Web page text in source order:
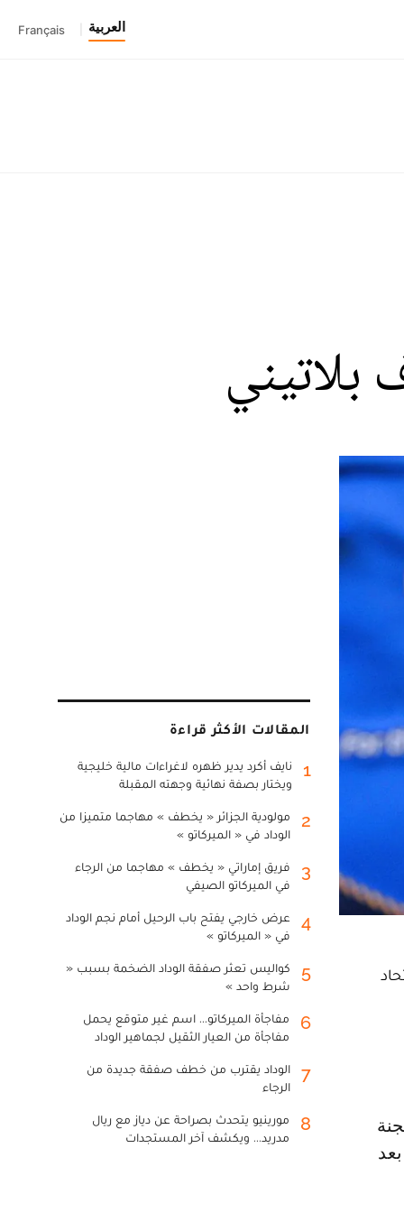
العربية Français
بلاتيني
المقالات الأكثر قراءة
1
نايف أكرد يدير ظهره لاغراءات مالية خليجية
ويختار بصفة نهائية وجهته المقبلة
2
مولودية الجزائر « يخطف » مهاجما متميزا من
الوداد في « الميركاتو »
3
فريق إماراتي « يخطف » مهاجما من الرجاء
في الميركاتو الصيفي
4
عرض خارجي يفتح باب الرحيل أمام نجم الوداد
في « الميركاتو »
5
كواليس تعثر صفقة الوداد الضخمة بسبب «
شرط واحد »
6
مفاجأة الميركاتو... اسم غير متوقع يحمل
مفاجأة من العيار الثقيل لجماهير الوداد
7
الوداد يقترب من خطف صفقة جديدة من
الرجاء
8
مورينيو يتحدث بصراحة عن دياز مع ريال
مدريد... ويكشف آخر المستجدات